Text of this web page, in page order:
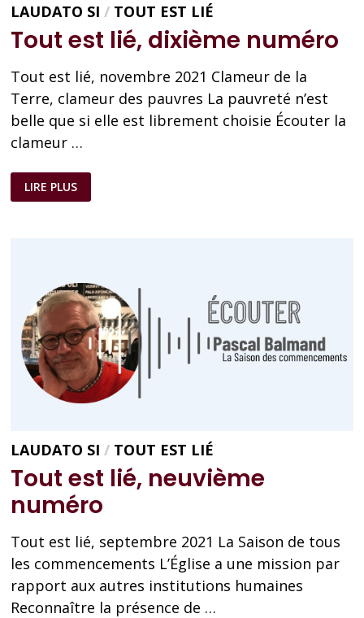
LAUDATO SI / TOUT EST LIÉ
Tout est lié, dixième numéro
Tout est lié, novembre 2021 Clameur de la
Terre, clameur des pauvres La pauvreté n’est
belle que si elle est librement choisie Écouter la
clameur …
TOUT
EST
LIÉ,
LIRE PLUS
LAUDATO SI / TOUT EST LIÉ
Tout est lié, neuvième
numéro
Tout est lié, septembre 2021 La Saison de tous
les commencements L’Église a une mission par
rapport aux autres institutions humaines
Reconnaître la présence de …